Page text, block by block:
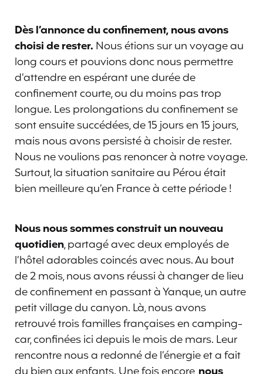
Dès l’annonce du confinement, nous avons
choisi de rester. Nous étions sur un voyage au
long cours et pouvions donc nous permettre
d’attendre en espérant une durée de
confinement courte, ou du moins pas trop
longue. Les prolongations du confinement se
sont ensuite succédées, de 15 jours en 15 jours,
mais nous avons persisté à choisir de rester.
Nous ne voulions pas renoncer à notre voyage.
Surtout, la situation sanitaire au Pérou était
bien meilleure qu’en France à cette période !
Nous nous sommes construit un nouveau
quotidien, partagé avec deux employés de
l’hôtel adorables coincés avec nous. Au bout
de 2 mois, nous avons réussi à changer de lieu
de confinement en passant à Yanque, un autre
petit village du canyon. Là, nous avons
retrouvé trois familles françaises en camping-
car, confinées ici depuis le mois de mars. Leur
rencontre nous a redonné de l’énergie et a fait